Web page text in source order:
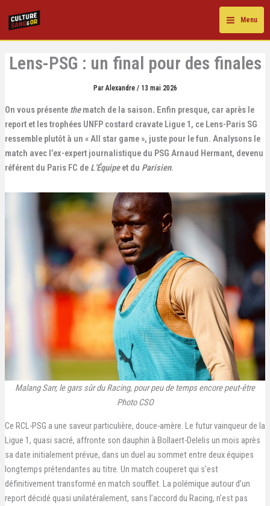
Menu
Lens-PSG : un final pour des finales
ParAlexandre / 13 mai 2026
On vous présente thematch de la saison.Enfin presque, car après le
report et les trophées UNFP costard cravate Ligue 1, ce Lens-Paris SG
ressemble plutôt à un « All star game », juste pour le fun. Analysons le
match avec l’ex-expert journalistique du PSG Arnaud Hermant, devenu
référent du Paris FC de L’Équipeet du Parisien.
Malang Sarr, le gars sûr du Racing, pour peu de temps encore peut-être
Photo CSO
Ce RCL-PSG a une saveur particulière, douce-amère. Le futur vainqueur de la
Ligue 1, quasi sacré, affronte son dauphin à Bollaert-Delelis un mois après
sa date initialement prévue, dans un duel au sommet entre deux équipes
longtemps prétendantes au titre. Un match couperet qui s’est
définitivement transformé en match soufflet. La polémique autour d’un
report décidé quasi unilatéralement, sans l’accord du Racing, n’est pas